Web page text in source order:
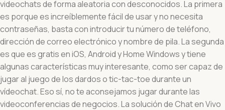
videochats de forma aleatoria con desconocidos. La primera
es porque es increíblemente fácil de usar y no necesita
contraseñas, basta con introducir tu número de teléfono,
dirección de correo electrónico y nombre de pila. La segunda
es que es gratis en iOS, Android y Home Windows y tiene
algunas características muy interesante, como ser capaz de
jugar al juego de los dardos o tic-tac-toe durante un
vídeochat. Eso sí, no te aconsejamos jugar durante las
videoconferencias de negocios. La solución de Chat en Vivo